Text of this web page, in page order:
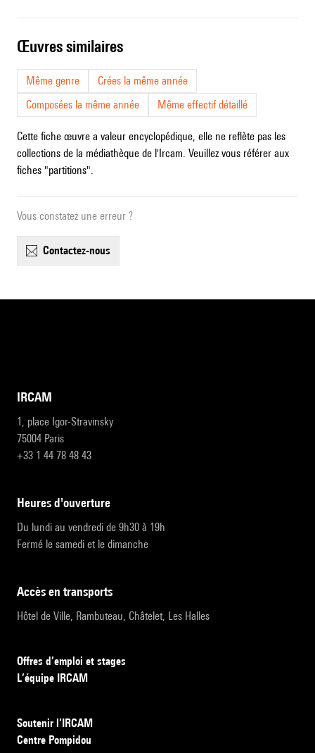
œuvres similaires
Même genre
Crées la même année
Composées la même année
Même effectif détaillé
Cette fiche œuvre a valeur encyclopédique, elle ne reflète pas les
collections de la médiathèque de l'Ircam. Veuillez vous référer aux
fiches "partitions".
Vous constatez une erreur ?
contactez-nous
IRCAM
1, place Igor-Stravinsky
75004 Paris
+33 1 44 78 48 43
heures d'ouverture
Du lundi au vendredi de 9h30 à 19h
Fermé le samedi et le dimanche
accès en transports
Hôtel de Ville, Rambuteau, Châtelet, Les Halles
Offres d’emploi et stages
L’équipe IRCAM
Soutenir l’IRCAM
Centre Pompidou